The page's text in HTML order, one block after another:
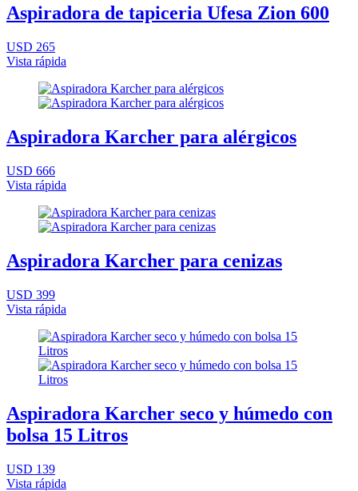
Aspiradora de tapiceria Ufesa Zion 600
USD 265
Vista rápida
Aspiradora Karcher para alérgicos
USD 666
Vista rápida
Aspiradora Karcher para cenizas
USD 399
Vista rápida
Aspiradora Karcher seco y húmedo con
bolsa 15 Litros
USD 139
Vista rápida